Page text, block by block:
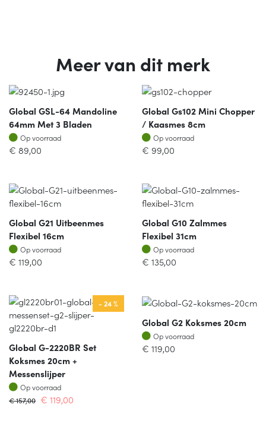
Meer van dit merk
Global GSL-64 Mandoline
64mm Met 3 Bladen
Op voorraad
Op voorraad
€ 89,00
Global Gs102 Mini Chopper
/ Kaasmes 8cm
Op voorraad
Op voorraad
€ 99,00
Global G21 Uitbeenmes
Flexibel 16cm
Op voorraad
Op voorraad
€ 119,00
Global G10 Zalmmes
Flexibel 31cm
Op voorraad
Op voorraad
€ 135,00
- 24 %
Global G-2220BR Set
Koksmes 20cm +
Messenslijper
Op voorraad
Op voorraad
€157,00 € 119,00
Global G2 Koksmes 20cm
Op voorraad
Op voorraad
€ 119,00